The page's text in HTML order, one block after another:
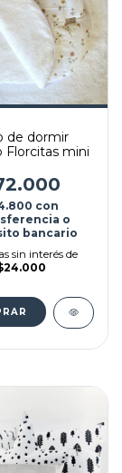
de dormir
Florcitas mini
con
o
bancario
sin interés de